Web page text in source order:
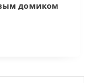
домиком